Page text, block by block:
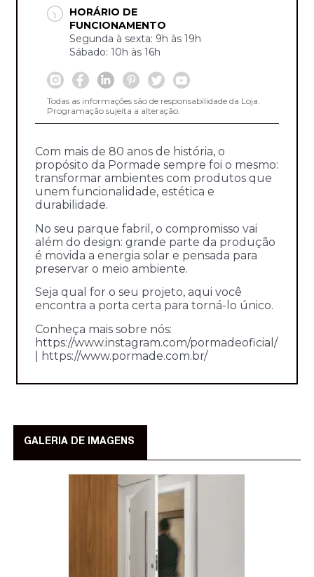
HORÁRIO DE
FUNCIONAMENTO
Segunda à sexta: 9h às 19h
Sábado: 10h às 16h
Todas as informações são de responsabilidade da Loja.
Programação sujeita a alteração.
Com mais de 80 anos de história, o
propósito da Pormade sempre foi o mesmo:
transformar ambientes com produtos que
unem funcionalidade, estética e
durabilidade.
No seu parque fabril, o compromisso vai
além do design: grande parte da produção
é movida a energia solar e pensada para
preservar o meio ambiente.
Seja qual for o seu projeto, aqui você
encontra a porta certa para torná-lo único.
Conheça mais sobre nós:
https://www.instagram.com/pormadeoficial/
| https://www.pormade.com.br/
GALERIA DE IMAGENS